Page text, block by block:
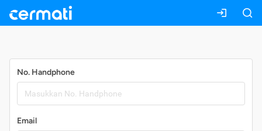
No. Handphone
Email